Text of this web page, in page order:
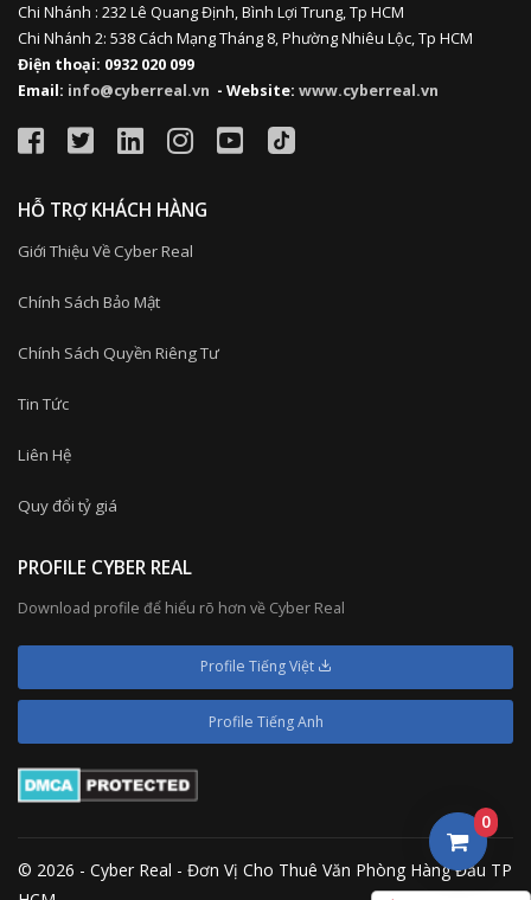
Chi Nhánh : 232 Lê Quang Định,Bình Lợi Trung,Tp HCM
Chi Nhánh 2: 538 Cách Mạng Tháng 8, Phường Nhiêu Lộc, Tp HCM
Điện thoại: 0932 020 099
Email: info@cyberreal.vn - Website: www.cyberreal.vn
HỖ TRỢ KHÁCH HÀNG
Giới Thiệu Về Cyber Real
Chính Sách Bảo Mật
Chính Sách Quyền Riêng Tư
Tin Tức
Liên Hệ
Quy đổi tỷ giá
PROFILE CYBER REAL
Download profile để hiểu rõ hơn về Cyber Real
Profile Tiếng Việt
Profile Tiếng Anh
© 2026 - Cyber Real - Đơn Vị Cho Thuê Văn Phòng Hàng Đầu TP
0